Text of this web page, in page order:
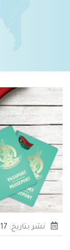
نشر بتاريخ: 17 أكتوبر 2021